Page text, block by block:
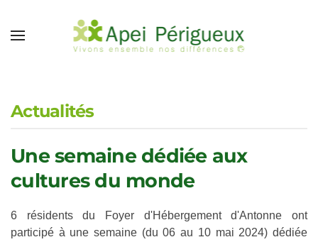
Accéder au contenu principal
Actualités
Une semaine dédiée aux
cultures du monde
6 résidents du Foyer d'Hébergement d'Antonne ont
participé à une semaine (du 06 au 10 mai 2024) dédiée